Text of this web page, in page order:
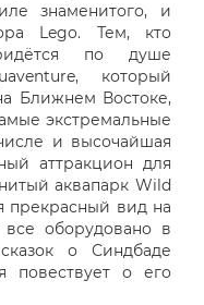
знаменитого, и
Lego. Тем, кто
по душе
который
Ближнем Востоке,
экстремальные
и высочайшая
аттракцион для
аквапарк Wild
прекрасный вид на
оборудовано в
о Синдбаде
повествует о его